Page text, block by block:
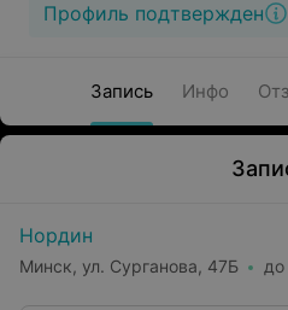
Профиль подтвержден
Запись Инфо
Нордин
Минск, ул. Сурганова, 47Б до